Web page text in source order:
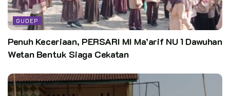
GUDEP
Penuh Keceriaan, PERSARI MI Ma’arif NU 1 Dawuhan
Wetan Bentuk Siaga Cekatan